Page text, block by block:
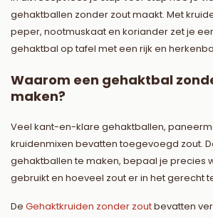
gehaktballen zonder zout maakt. Met
peper, nootmuskaat en koriander zet je
gehaktbal op tafel met een rijk en
Waarom een gehaktbal
maken?
Veel kant-en-klare gehaktballen,
kruidenmixen bevatten toegevoegd zout.
gehaktballen te maken, bepaal je precies
gebruikt en hoeveel zout er in het gerecht
De Gehaktkruiden zonder zoutbevatten